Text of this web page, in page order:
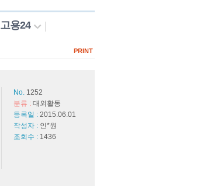
고용24
PRINT
No. 1252
분류 : 대외활동
등록일 : 2015.06.01
작성자 : 인*원
조회수 : 1436